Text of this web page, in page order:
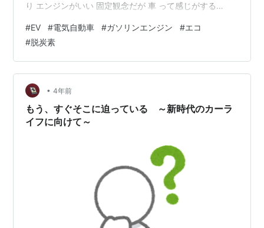
り エンジンがいい 固定観念だが 車 って感じがする
りは もう少し 高かったような･･･ 日本は と言えば わず
か 2％ にすら届かず 車種によっては 1回のフル充電で
600km 程度は走るようだが 全ての 電気自動車がそうか
と言えば きっと そうではない･･･ ガソリンスタンドのよ
うに…
#EV #電気自動車 #ガソリンエンジン #エコ
#脱炭素
• 4年前
もう、すぐそこに迫っている ～新時代のカーラ
イフに向けて～